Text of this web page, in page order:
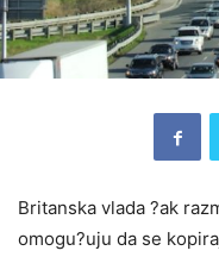
Britanska vlada ?ak
omogu?uju da se